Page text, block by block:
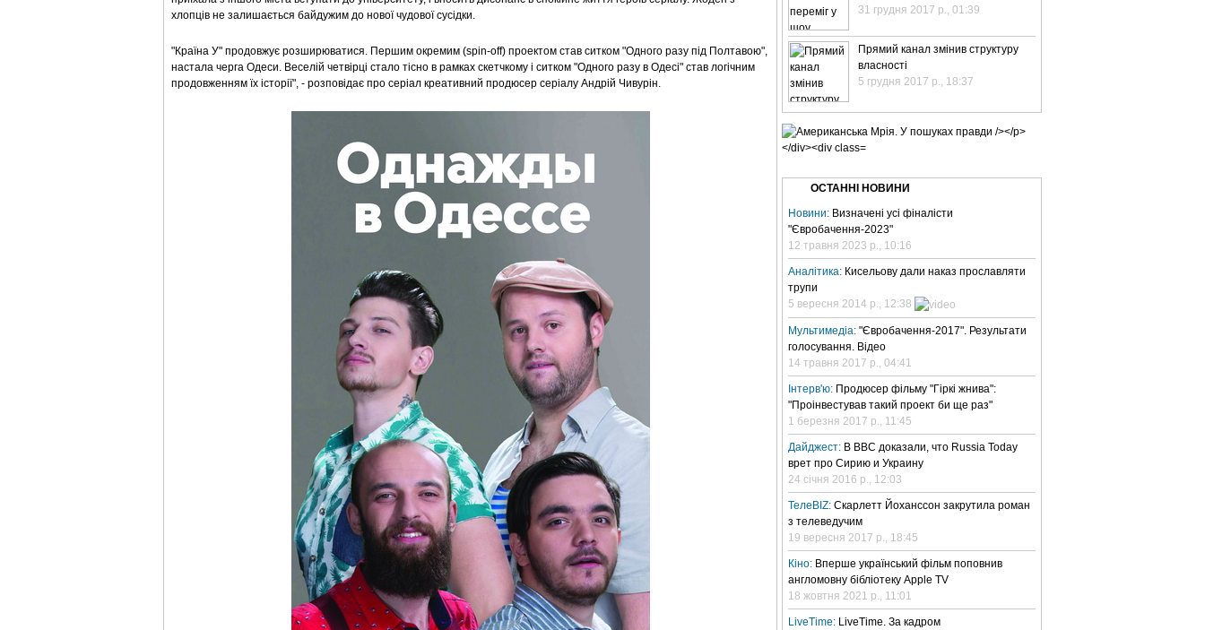
хлопців не залишається байдужим до нової чудової сусідки.
"Країна У" продовжує розширюватися. Першим окремим (spin-off) проектом став ситком "Одного разу під Полтавою",
настала черга Одеси. Веселій четвірці стало тісно в рамках скетчкому і ситком "Одного разу в Одесі" став логічним
продовженням їх історії", - розповідає про серіал креативний продюсер серіалу Андрій Чивурін.
31 грудня 2017 р., 01:39
Прямий канал змінив структуру
власності
5 грудня 2017 р., 18:37
ОСТАННІ НОВИНИ
Новини: Визначені усі фіналісти
"Євробачення-2023"
12 травня 2023 р., 10:16
Аналітика: Кисельову дали наказ прославляти
трупи
5 вересня 2014 р., 12:38
Мультимедіа: "Євробачення-2017". Результати
голосування. Відео
14 травня 2017 р., 04:41
Інтерв'ю: Продюсер фільму "Гіркі жнива":
"Проінвестував такий проект би ще раз"
1 березня 2017 р., 11:45
Дайджест: В BBC доказали, что Russia Today
врет про Сирию и Украину
24 січня 2016 р., 12:03
ТелеBIZ: Скарлетт Йоханссон закрутила роман
з телеведучим
19 вересня 2017 р., 18:45
Кіно: Вперше український фільм поповнив
англомовну бібліотеку Apple TV
18 жовтня 2021 р., 11:01
LiveTime: LiveTime. За кадром